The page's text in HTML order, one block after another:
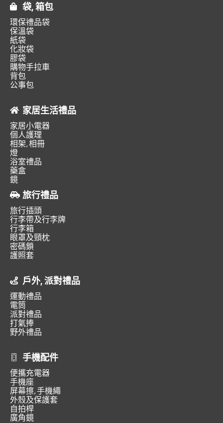
袋, 箱包
環保禮品袋
保溫袋
紙袋
化妝袋
膠袋
購物手拉車
背包
公事包
家居生活禮品
家居小電器
個人護理
相架, 相冊
燈
浴室禮品
藥盒
鏡
旅行禮品
旅行插頭
行李帶及行李牌
行李箱
眼罩及頸枕
密碼鎖
護照套
戶外, 派對禮品
運動禮品
電筒
派對禮品
打氣捧
野外禮品
手機配件
便攜充電器
手機座
屏幕擦, 手機繩
外殼及保護套
自拍桿
廣角鏡